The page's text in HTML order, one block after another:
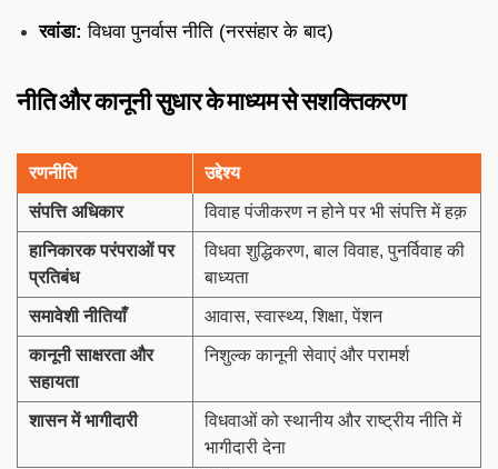
रवांडा: विधवा पुनर्वास नीति (नरसंहार के बाद)
नीति और कानूनी सुधार के माध्यम से सशक्तिकरण
रणनीति उद्देश्य
संपत्ति अधिकार विवाह पंजीकरण न होने पर भी संपत्ति में हक़
हानिकारक परंपराओं पर
प्रतिबंध
विधवा शुद्धिकरण, बाल विवाह, पुनर्विवाह की
बाध्यता
समावेशी नीतियाँ आवास, स्वास्थ्य, शिक्षा, पेंशन
कानूनी साक्षरता और
सहायता
निशुल्क कानूनी सेवाएं और परामर्श
शासन में भागीदारी
विधवाओं को स्थानीय और राष्ट्रीय नीति में
भागीदारी देना